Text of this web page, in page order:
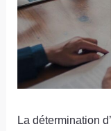
La détermination